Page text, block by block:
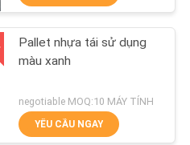
chọn
25
Pallet nhựa tái sử dụng
màu xanh
negotiable MOQ:10 MÁY TÍNH
YÊU CẦU NGAY